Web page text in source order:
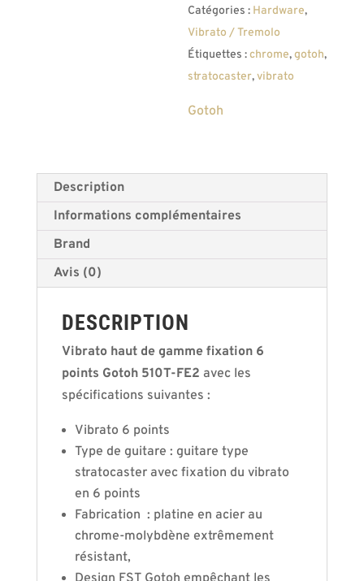
Finition
Chrome
Catégories : Hardware,
Vibrato / Tremolo
Étiquettes :chrome,gotoh,
stratocaster,vibrato
Gotoh
Description
Informations complémentaires
Brand
Avis (0)
DESCRIPTION
Vibrato haut de gamme fixation 6
points Gotoh 510T-FE2 avec les
spécifications suivantes :
Vibrato 6 points
Type de guitare : guitare type
stratocaster avec fixation du vibrato
en 6 points
Fabrication : platine en acier au
chrome-molybdène extrêmement
résistant,